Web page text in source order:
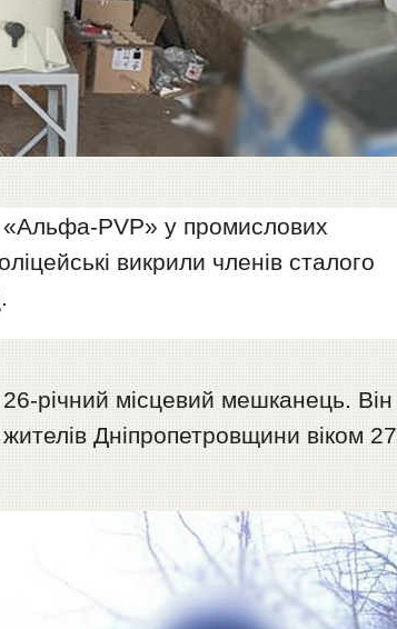
«Альфа-PVP» у промислових
викрили членів сталого
.
річний місцевий мешканець. Він
Дніпропетровщини віком 27